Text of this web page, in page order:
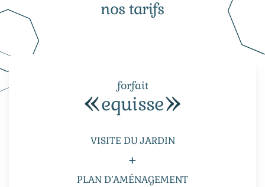
nos tarifs
forfait
equisse
VISITE DU JARDIN
+
PLAN D’AMÉNAGEMENT